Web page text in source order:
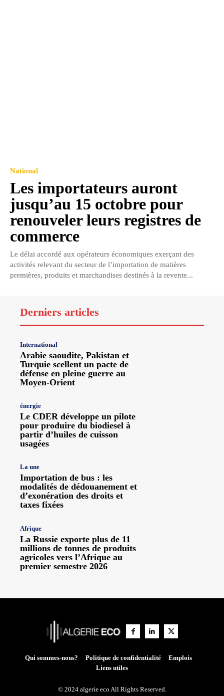
National
Les importateurs auront
jusqu’au 15 octobre pour
renouveler leurs registres de
commerce
Le délai accordé aux opérateurs économiques exerçant des
activités relevant du secteur de l’importation de matières
premières, produits et marchandises destinés à la revente...
Derniers articles
International
Arabie saoudite, Pakistan et
Turquie scellent un pacte de
défense en pleine guerre au
Moyen-Orient
énergie
Le CDER développe un pilote
pour produire du biodiesel à
partir d’huiles de cuisson
usagées
La une
Importation de bus : les
modalités de dédouanement et
d’exonération des droits et
taxes fixées
Afrique
La Russie exporte plus de 11
millions de tonnes de produits
agricoles vers l’Afrique au
premier semestre 2026
Qui sommes-nous? Politique de confidentialité
Emplois
Liens utiles
© 2024 algerie eco All Rights Reserved.